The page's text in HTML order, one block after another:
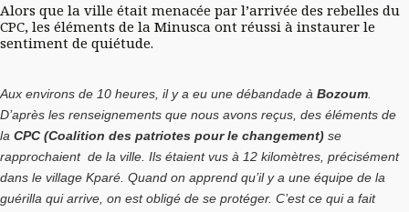
Alors que la ville était menacée par l’arrivée des rebelles du
CPC, les éléments de la Minusca ont réussi à instaurer le
sentiment de quiétude.
Aux environs de 10 heures, il y a eu une débandade à Bozoum
D’après les renseignements que nous avons reçus, des éléments de
la CPC (Coalition des patriotes pour le changement) se
rapprochaient de la ville. Ils étaient vus à 12 kilomètres, précisément
dans le village Kparé. Quand on apprend qu’il y a une équipe de la
guérilla qui arrive, on est obligé de se protéger. C’est ce qui a fait